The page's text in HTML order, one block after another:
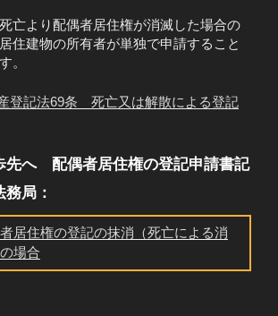
亡より配偶者居住権が消滅した場合の
住建物の所有者が単独で申請すること
。
登記法69条 死亡又は解散による登記
先へ 配偶者居住権の登記申請書記
局：
居住権の登記の抹消（死亡による消
場合